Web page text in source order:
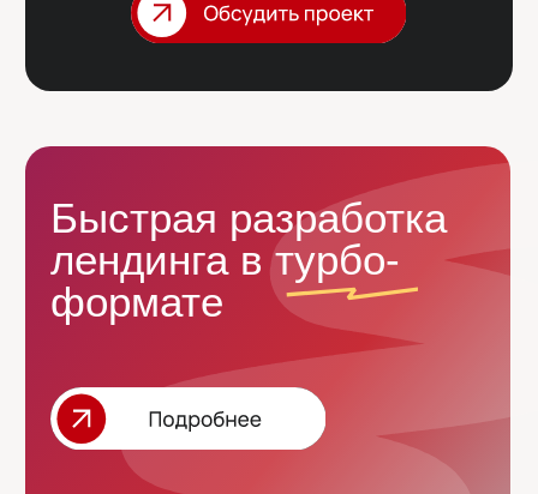
клиентов
потому что знаем:
Чтобы усилить продажи, нужно думать,
как клиент.|
экспертность и профессиональный
подход на каждом этапе
Свяжитесь с нами любым
удобным способом :)